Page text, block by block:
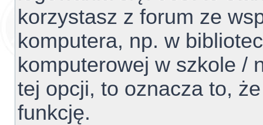
korzystasz z forum ze
komputera, np. w
komputerowej w szkole /
tej opcji, to oznacza to,
funkcję.